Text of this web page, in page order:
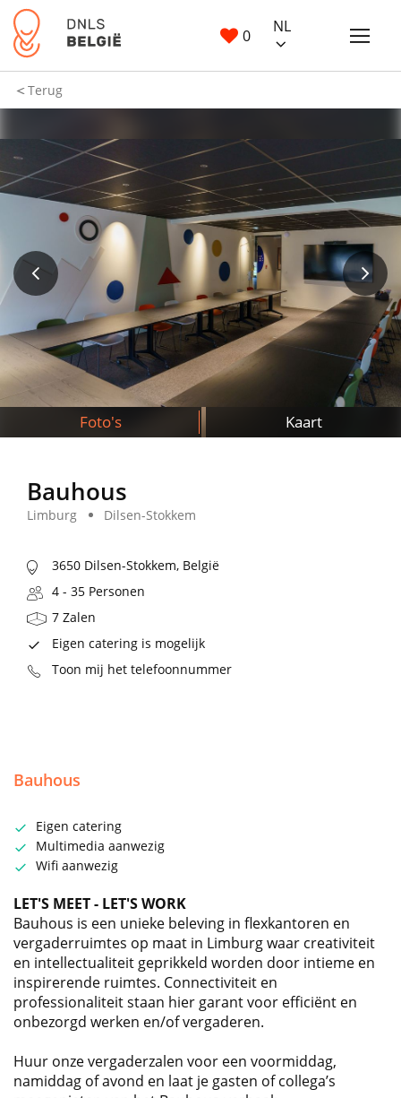
0 NL
Terug
Foto's Kaart
Bauhous
Limburg Dilsen-Stokkem
3650 Dilsen-Stokkem, België
4 - 35 Personen
7 Zalen
Eigen catering is mogelijk
Toon mij het telefoonnummer
Bauhous
Eigen catering
Multimedia aanwezig
Wifi aanwezig
LET'S MEET - LET'S WORK
Bauhous is een unieke beleving in flexkantoren en
vergaderruimtes op maat in Limburg waar creativiteit
en intellectualiteit geprikkeld worden door intieme en
inspirerende ruimtes. Connectiviteit en
professionaliteit staan hier garant voor efficiënt en
onbezorgd werken en/of vergaderen.
Huur onze vergaderzalen voor een voormiddag,
namiddag of avond en laat je gasten of collega’s